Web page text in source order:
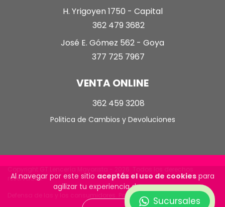
Al navegar por este sitio aceptás el uso de cookies para
agilizar tu experiencia de compra.
Sucursales
H. Yrigoyen 1750 - Capital
362 479 3682
José E. Gómez 562 - Goya
377 725 7967
VENTA ONLINE
362 459 3208
Politica de Cambios y Devoluciones
Copyright GT Lencería Mayorista - 2026. Todos los derechos
reservados.
Defensa de las y los consumidores. Para reclamos
ingrese aquí